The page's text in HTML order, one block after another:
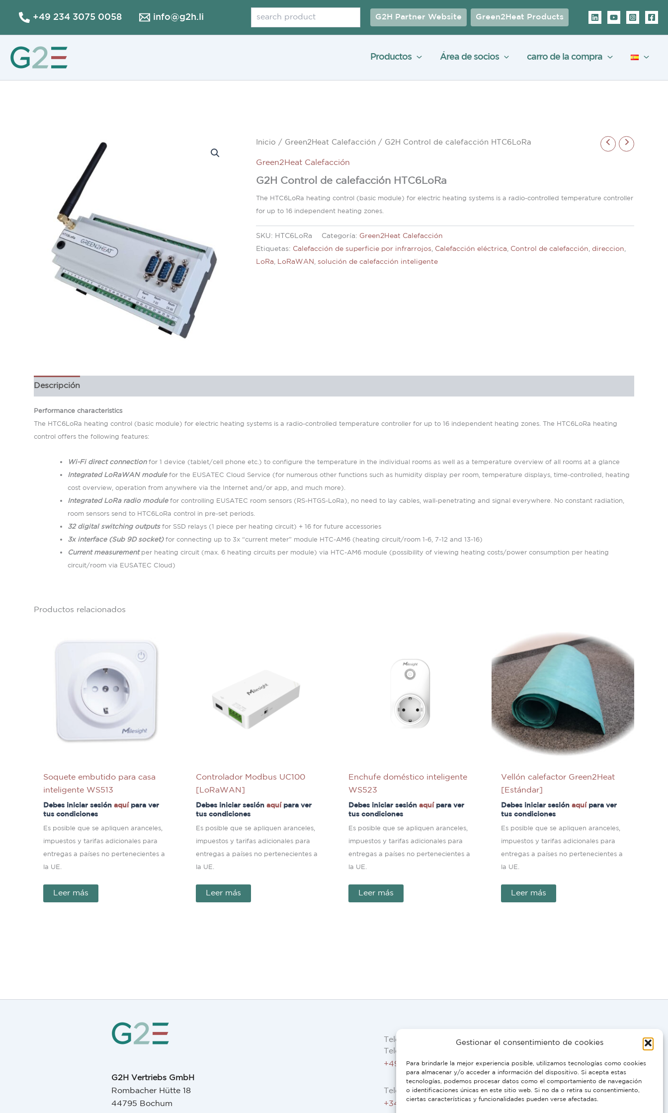
Gestionar el consentimiento de cookies
Para brindarle la mejor experiencia posible, utilizamos tecnologías como cookies
para almacenar y/o acceder a información del dispositivo. Si acepta estas
tecnologías, podemos procesar datos como el comportamiento de navegación
o identificaciones únicas en este sitio web. Si no da o retira su consentimiento,
ciertas características y funcionalidades pueden verse afectadas.
+49 234 3075 0058 info@g2h.li G2H Partner Website Green2Heat Products
Productos Área de socios carro de la compra
Inicio / Green2Heat Calefacción / G2H Control de calefacción HTC6LoRa
Green2Heat Calefacción
G2H Control de calefacción HTC6LoRa
The HTC6LoRa heating control (basic module) for electric heating systems is a radio-controlled temperature controller
for up to 16 independent heating zones.
SKU: HTC6LoRa Categoría: Green2Heat Calefacción
Etiquetas: Calefacción de superficie por infrarrojos Calefacción eléctrica Control de calefacción direccion
LoRa
LoRaWAN solución de calefacción inteligente
Descripción
Performance characteristics
The HTC6LoRa heating control (basic module) for electric heating systems is a radio-controlled temperature controller for up to 16 independent heating zones. The HTC6LoRa heating
control offers the following features:
Wi-Fi direct connectionfor 1 device (tablet/cell phone etc.) to configure the temperature in the individual rooms as well as a temperature overview of all rooms at a glance
Integrated LoRaWAN modulefor the EUSATEC Cloud Service (for numerous other functions such as humidity display per room, temperature displays, time-controlled, heating
cost overview, operation from anywhere via the Internet and/or app, and much more).
Integrated LoRa radio module for controlling EUSATEC room sensors (RS-HTGS-LoRa), no need to lay cables, wall-penetrating and signal everywhere. No constant radiation,
room sensors send to HTC6LoRa control in pre-set periods.
32 digital switching outputs for SSD relays (1 piece per heating circuit) + 16 for future accessories
3x interface (Sub 9D socket)for connecting up to 3x “current meter” module HTC-AM6 (heating circuit/room 1-6, 7-12 and 13-16)
Current measurementper heating circuit (max. 6 heating circuits per module) via HTC-AM6 module (possibility of viewing heating costs/power consumption per heating
circuit/room via EUSATEC Cloud)
Productos relacionados
Soquete embutido para casa
inteligente WS513
Debes iniciar sesiónaquí para ver
tus condiciones
Es posible que se apliquen aranceles,
impuestos y tarifas adicionales para
entregas a países no pertenecientes a
la UE.
Leer más
Controlador Modbus UC100
[LoRaWAN]
Debes iniciar sesiónaquí para ver
tus condiciones
Es posible que se apliquen aranceles,
impuestos y tarifas adicionales para
entregas a países no pertenecientes a
la UE.
Leer más
Enchufe doméstico inteligente
WS523
Debes iniciar sesiónaquí para ver
tus condiciones
Es posible que se apliquen aranceles,
impuestos y tarifas adicionales para
entregas a países no pertenecientes a
la UE.
Leer más
Vellón calefactor Green2Heat
[Estándar]
Debes iniciar sesiónaquí para ver
tus condiciones
Es posible que se apliquen aranceles,
impuestos y tarifas adicionales para
entregas a países no pertenecientes a
la UE.
Leer más
G2H Vertriebs GmbH
Rombacher Hütte 18
44795 Bochum
Telefon
Telefon AT, DE:
+49 234 3075 0058
Telefon ES, FR, IT, PT:
+34 91 946 44 10